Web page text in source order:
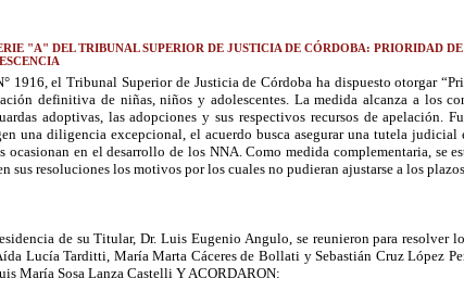
"A" DEL TRIBUNAL SUPERIOR DE JUSTICIA DE CÓRDOBA: PRIORIDAD DE
1916, el Tribunal Superior de Justicia de Córdoba ha dispuesto otorgar
definitiva de niñas, niños y adolescentes. La medida alcanza a los
adoptivas, las adopciones y sus respectivos recursos de apelación.
una diligencia excepcional, el acuerdo busca asegurar una tutela judicial
en el desarrollo de los NNA. Como medida complementaria, se
sus resoluciones los motivos por los cuales no pudieran ajustarse a los
de su Titular, Dr. Luis Eugenio Angulo, se reunieron para resolver
Lucía Tarditti, María Marta Cáceres de Bollati y Sebastián Cruz López
María Sosa Lanza Castelli Y ACORDARON: